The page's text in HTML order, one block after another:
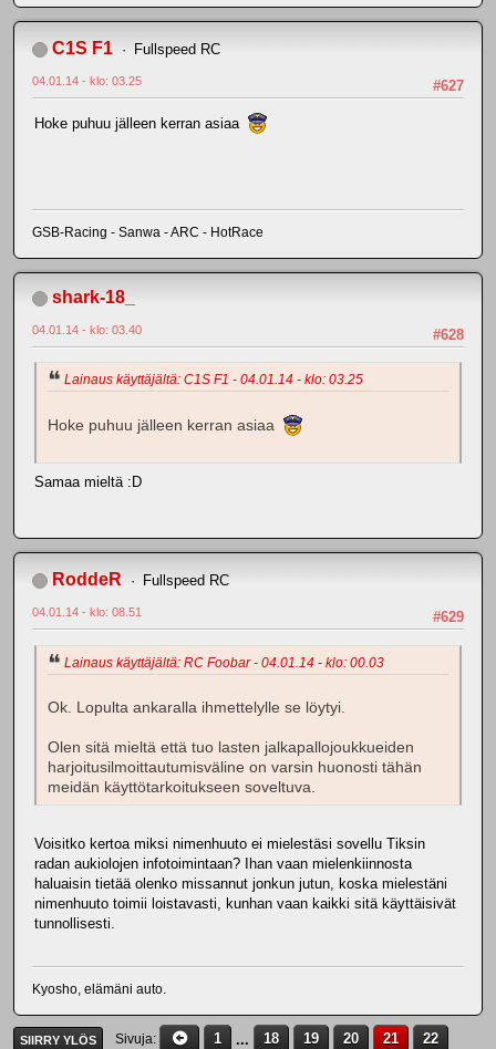
C1S F1 Fullspeed RC
#627
04.01.14 - klo: 03.25
Hoke puhuu jälleen kerran asiaa
GSB-Racing - Sanwa - ARC - HotRace
shark-18_
#628
04.01.14 - klo: 03.40
Lainaus käyttäjältä: C1S F1 - 04.01.14 - klo: 03.25
Hoke puhuu jälleen kerran asiaa
Samaa mieltä :D
RoddeR Fullspeed RC
#629
04.01.14 - klo: 08.51
Lainaus käyttäjältä: RC Foobar - 04.01.14 - klo: 00.03
Ok. Lopulta ankaralla ihmettelylle se löytyi.
Olen sitä mieltä että tuo lasten jalkapallojoukkueiden
harjoitusilmoittautumisväline on varsin huonosti tähän
meidän käyttötarkoitukseen soveltuva.
Voisitko kertoa miksi nimenhuuto ei mielestäsi sovellu Tiksin
radan aukiolojen infotoimintaan? Ihan vaan mielenkiinnosta
haluaisin tietää olenko missannut jonkun jutun, koska mielestäni
nimenhuuto toimii loistavasti, kunhan vaan kaikki sitä käyttäisivät
tunnollisesti.
Kyosho, elämäni auto.
SIIRRY YLÖS Sivuja 1 ... 18 19 20 21 22